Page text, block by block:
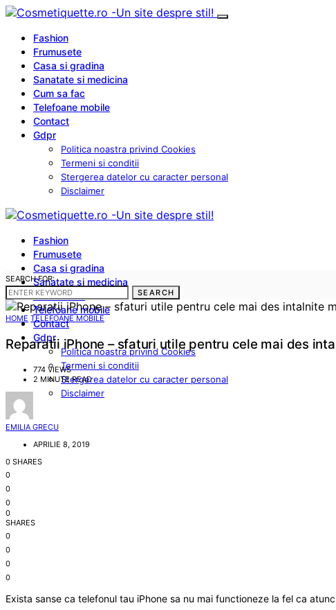
Fashion
Frumusete
Casa si gradina
Sanatate si medicina
Cum sa fac
Telefoane mobile
Contact
Gdpr
Politica noastra privind Cookies
Termeni si conditii
Stergerea datelor cu caracter personal
Disclaimer
Fashion
Frumusete
Casa si gradina
Sanatate si medicina
Cum sa fac
Telefoane mobile
Contact
Gdpr
Politica noastra privind Cookies
Termeni si conditii
Stergerea datelor cu caracter personal
Disclaimer
SEARCH FOR:
SEARCH
HOME TELEFOANE MOBILE
Reparatii iPhone – sfaturi utile pentru cele mai des
774 VIEWS
2 MINUTE READ
EMILIA GRECU
APRILIE 8, 2019
0 SHARES
0
0
0
0
SHARES
0
0
0
0
Exista sanse ca telefonul tau iPhone sa nu mai functioneze la fel ca